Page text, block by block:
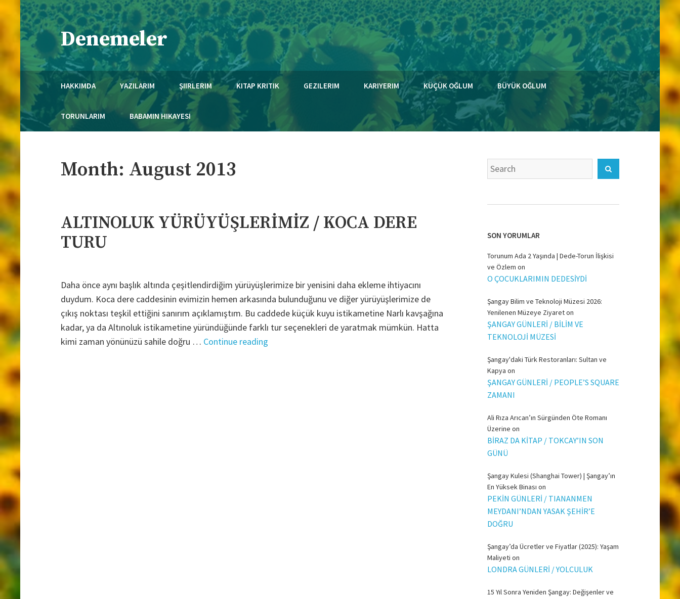
Skip
to
content
Denemeler
Necmi Mola'nın Kaleminden..
HAKKIMDA YAZILARIM ŞIIRLERIM KITAP KRITIK GEZILERIM KARIYERIM KÜÇÜK OĞLUM BÜYÜK OĞLUM
TORUNLARIM BABAMIN HIKAYESI
Month: August 2013
ALTINOLUK YÜRÜYÜŞLERİMİZ / KOCA DERE
TURU
Daha önce aynı başlık altında çeşitlendirdiğim yürüyüşlerimize bir yenisini daha ekleme ihtiyacını
duydum. Koca dere caddesinin evimizin hemen arkasında bulunduğunu ve diğer yürüyüşlerimize de
çıkış noktası teşkil ettiğini sanırım açıklamıştım. Bu caddede küçük kuyu istikametine Narlı kavşağına
kadar, ya da Altınoluk istikametine yüründüğünde farklı tur seçenekleri de yaratmak mümkün. Hatta
kimi zaman yönünüzü sahile doğru … Continue reading"ALTINOLUK
Search
for:
SON YORUMLAR
Torunum Ada 2 Yaşında | Dede-Torun İlişkisi
ve Özlem on
O ÇOCUKLARIMIN DEDESİYDİ
Şangay Bilim ve Teknoloji Müzesi 2026:
Yenilenen Müzeye Ziyareton
ŞANGAY GÜNLERİ / BİLİM VE
TEKNOLOJİ MÜZESİ
Şangay'daki Türk Restoranları: Sultan ve
Kapya on
ŞANGAY GÜNLERİ / PEOPLE’S SQUARE
ZAMANI
Ali Rıza Arıcan’ın Sürgünden Öte Romanı
Üzerine on
BİRAZ DA KİTAP / TOKCAY’IN SON
GÜNÜ
Şangay Kulesi (Shanghai Tower) | Şangay’ın
En Yüksek Binası on
PEKİN GÜNLERİ / TIANANMEN
MEYDANI’NDAN YASAK ŞEHİR’E
DOĞRU
Şangay’da Ücretler ve Fiyatlar (2025): Yaşam
Maliyeti on
LONDRA GÜNLERİ / YOLCULUK
15 Yıl Sonra Yeniden Şangay: Değişenler ve